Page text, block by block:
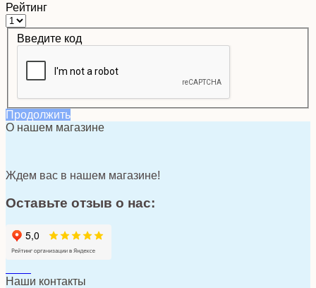
Рейтинг
Введите код
Продолжить
О нашем магазине
Ждем вас в нашем магазине!
Оставьте отзыв о нас:
Наши контакты